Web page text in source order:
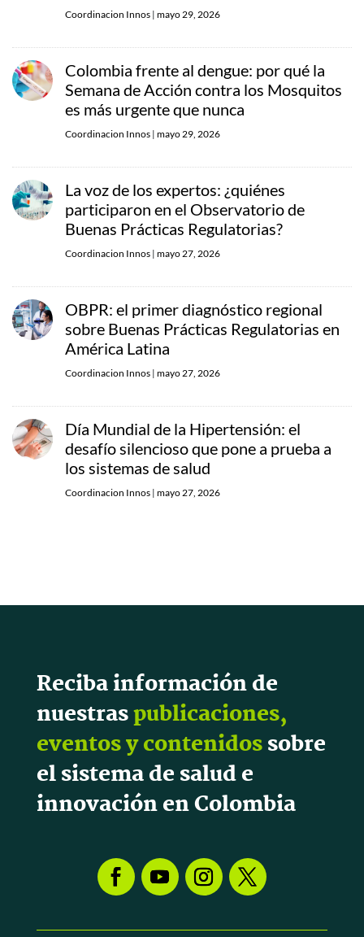
Coordinacion Innos | mayo 29, 2026
Colombia frente al dengue: por qué la
Semana de Acción contra los Mosquitos
es más urgente que nunca
Coordinacion Innos | mayo 29, 2026
La voz de los expertos: ¿quiénes
participaron en el Observatorio de
Buenas Prácticas Regulatorias?
Coordinacion Innos | mayo 27, 2026
OBPR: el primer diagnóstico regional
sobre Buenas Prácticas Regulatorias en
América Latina
Coordinacion Innos | mayo 27, 2026
Día Mundial de la Hipertensión: el
desafío silencioso que pone a prueba a
los sistemas de salud
Coordinacion Innos | mayo 27, 2026
Reciba información de
nuestraspublicaciones,
eventos y contenidossobre
el sistema de salud e
innovación en Colombia